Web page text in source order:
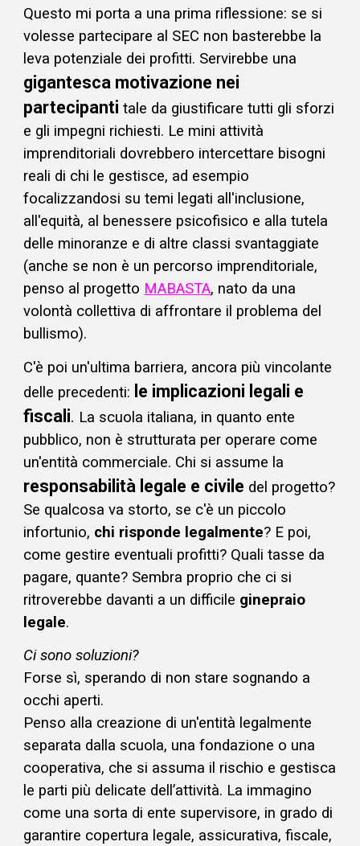
Questo mi porta a una prima riflessione: se si
volesse partecipare al SEC non basterebbe la
leva potenziale dei profitti. Servirebbe una
gigantesca motivazione nei
partecipanti tale da giustificare tutti gli sforzi
e gli impegni richiesti. Le mini attività
imprenditoriali dovrebbero intercettare bisogni
reali di chi le gestisce, ad esempio
focalizzandosi su temi legati all'inclusione,
all'equità, al benessere psicofisico e alla tutela
delle minoranze e di altre classi svantaggiate
(anche se non è un percorso imprenditoriale,
penso al progetto MABASTA, nato da una
volontà collettiva di affrontare il problema del
bullismo).
C'è poi un'ultima barriera, ancora più vincolante
delle precedenti: le implicazioni legali e
fiscali. La scuola italiana, in quanto ente
pubblico, non è strutturata per operare come
un'entità commerciale. Chi si assume la
responsabilità legale e civile del progetto?
Se qualcosa va storto, se c'è un piccolo
infortunio, chi risponde legalmente? E poi,
come gestire eventuali profitti? Quali tasse da
pagare, quante? Sembra proprio che ci si
ritroverebbe davanti a un difficile ginepraio
legale.
Ci sono soluzioni?
Forse sì, sperando di non stare sognando a
occhi aperti.
Penso alla creazione di un'entità legalmente
separata dalla scuola, una fondazione o una
cooperativa, che si assuma il rischio e gestisca
le parti più delicate dell’attività. La immagino
come una sorta di ente supervisore, in grado di
garantire copertura legale, assicurativa, fiscale,